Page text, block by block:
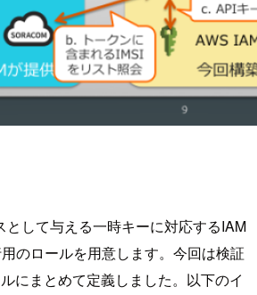
として与える一時キーに対応するIAM
のロールを用意します。今回は検証
にまとめて定義しました。以下のイ